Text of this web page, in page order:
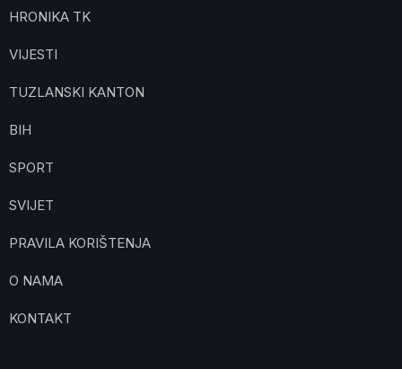
HRONIKA TK
VIJESTI
TUZLANSKI KANTON
BIH
SPORT
SVIJET
PRAVILA KORIŠTENJA
O NAMA
KONTAKT